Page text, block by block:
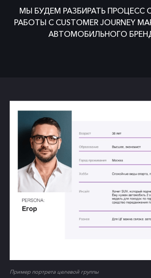
МЫ БУДЕМ РАЗБИРАТЬ ПРОЦЕСС
РАБОТЫ С CUSTOMER JOURNEY
АВТОМОБИЛЬНОГО
Пример портрета целевой группы